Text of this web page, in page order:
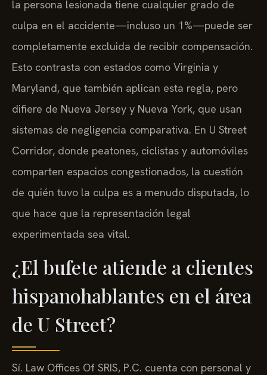
la persona lesionada tiene cualquier grado de
culpa en el accidente—incluso un 1%—puede ser
completamente excluida de recibir compensación.
Esto contrasta con estados como Virginia y
Maryland, que también aplican esta regla, pero
difiere de Nueva Jersey y Nueva York, que usan
sistemas de negligencia comparativa. En U Street
Corridor, donde peatones, ciclistas y automóviles
comparten espacios congestionados, la cuestión
de quién tuvo la culpa es a menudo disputada, lo
que hace que la representación legal
experimentada sea vital.
¿El bufete atiende a clientes
hispanohablantes en el área
de U Street?
Sí. Law Offices Of SRIS, P.C. cuenta con personal y